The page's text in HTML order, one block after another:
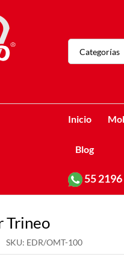
Categorías
Inicio
Blog
55
Trineo
SKU: EDR/OMT-100